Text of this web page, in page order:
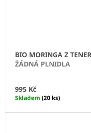
BIO MORINGA Z
ŽÁDNÁ PLNIDLA
995 Kč
Skladem (20 ks)